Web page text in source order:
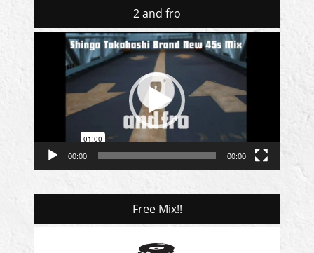
2 and fro
00:00 00:00
Free Mix!!